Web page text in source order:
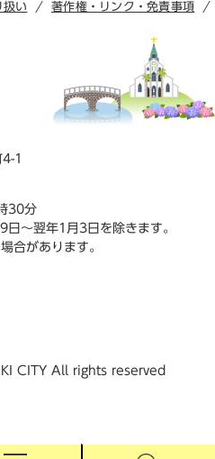
扱い
著作権・リンク・免責事項
1
30分
～翌年1月3日を除きます。
合があります。
CITY All rights reserved